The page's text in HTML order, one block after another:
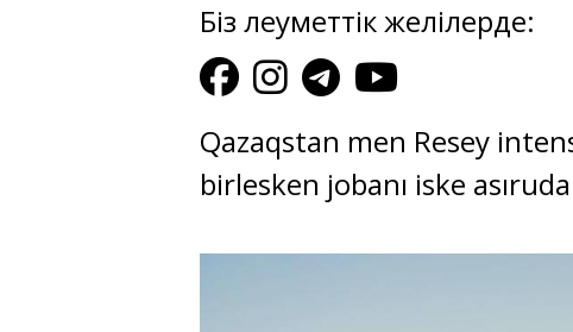
Біз әлеуметтік желілерде:
Qazaqstan men Resey
birlesken jobanı iske asıruda